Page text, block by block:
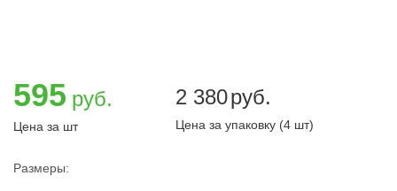
595 руб.
Цена за шт
2 380руб.
Цена за упаковку (4 шт)
Размеры: